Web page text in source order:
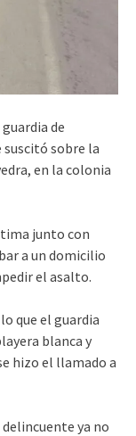
de
sobre la
en la colonia
junto con
a un domicilio
el asalto.
que el guardia
blanca y
hizo el llamado a
ya no